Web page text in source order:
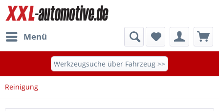
Menü
Werkzeugsuche über Fahrzeug >>
Reinigung